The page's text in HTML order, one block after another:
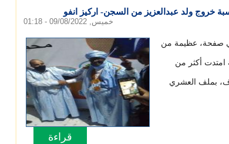
ولد عبدالعزيز من السجن- اركيز انفو
خميس, 09/08/2022 - 01:18
الأيام، طي صفحة، عظيمة من
امتدت أكثر من
بملف العشري
قراءة